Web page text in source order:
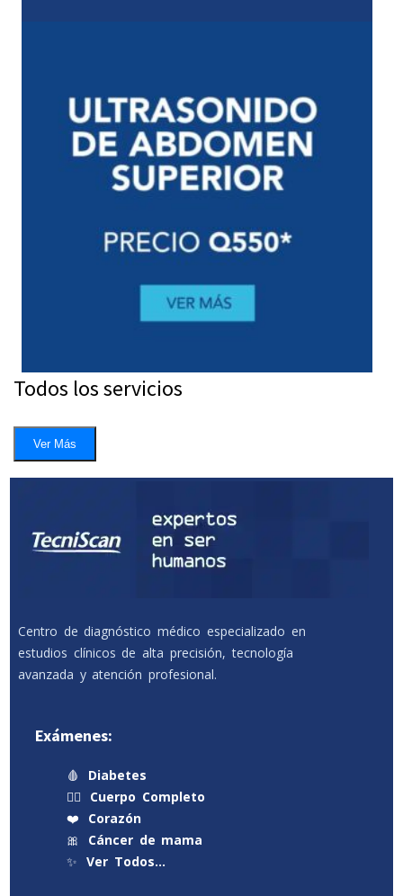
Todos los servicios
Ver Más
Centro de diagnóstico médico especializado en
estudios clínicos de alta precisión, tecnología
avanzada y atención profesional.
Exámenes:
🩸
Diabetes
🧍‍♂️
Cuerpo Completo
❤️
Corazón
🎀
Cáncer de mama
✨ Ver Todos…